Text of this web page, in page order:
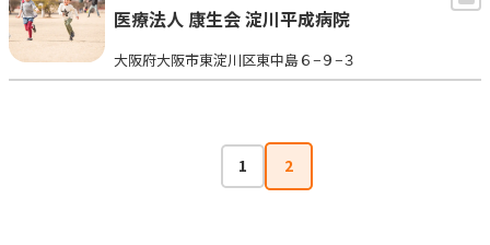
医療法人 康生会 淀川平成病院
大阪府大阪市東淀川区東中島６−９−３
1 2